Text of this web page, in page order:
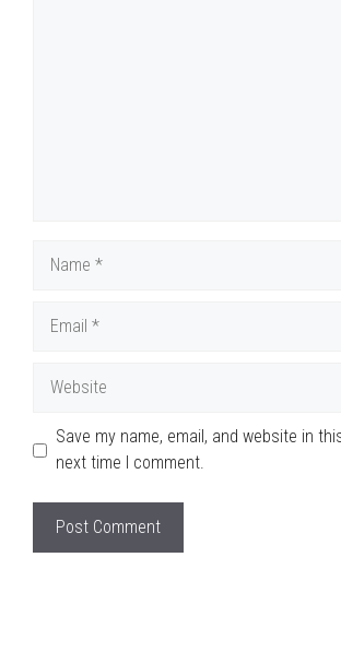
Save my name, email, and website in
next time I comment.